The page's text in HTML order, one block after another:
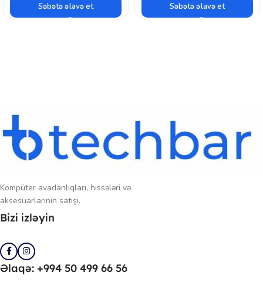
Səbətə əlavə et Səbətə əlavə et
Kompüter avadanlıqları, hissələri və
aksesuarlarının satışı.
Bizi izləyin
Əlaqə: +994 50 499 66 56